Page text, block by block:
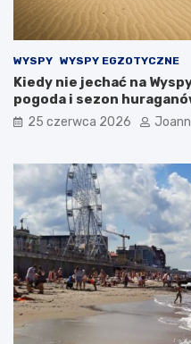
WYSPY WYSPY EGZOTYCZNE
Kiedy nie jechać na
pogoda i sezon
25 czerwca 2026